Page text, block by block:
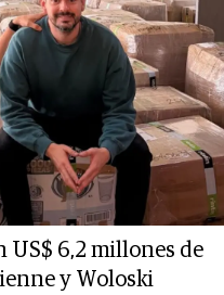
US$ 6,2 millones de
y Woloski